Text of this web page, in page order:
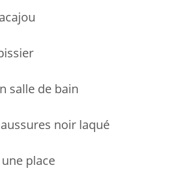
salle de bain
noir laqué
place